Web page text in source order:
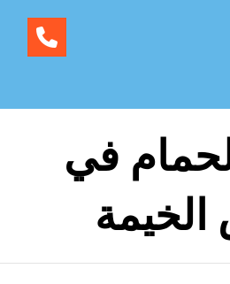
في